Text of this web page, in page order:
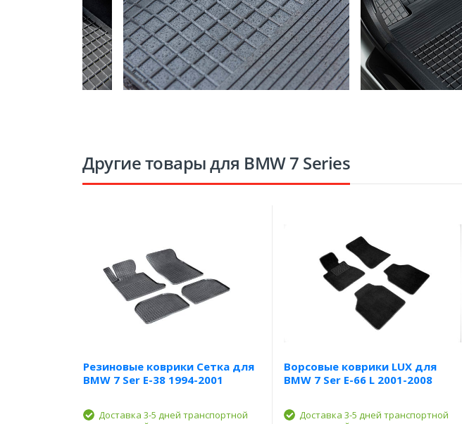
Другие товары для BMW 7 Series
Резиновые коврики Сетка для
BMW 7 Ser E-38 1994-2001
Доставка 3-5 дней транспортной
Ворсовые коврики LUX для
BMW 7 Ser E-66 L 2001-2008
Доставка 3-5 дней транспортной